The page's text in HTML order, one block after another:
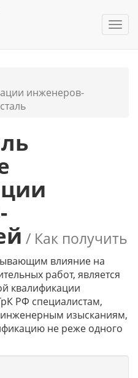
инженеров-
/ Как получить
влияние на
работ, является
квалификации
РФ специалистам,
изысканиям,
не реже одного